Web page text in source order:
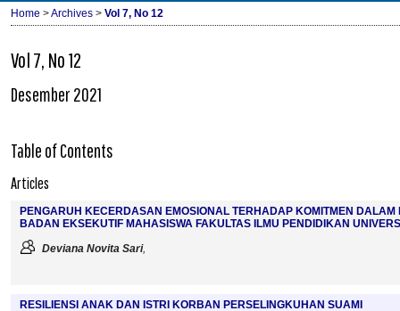
Home >Archives > Vol 7, No 12
Vol 7, No 12
Desember 2021
Table of Contents
Articles
PENGARUH KECERDASAN EMOSIONAL TERHADAP KOMITMEN
BADAN EKSEKUTIF MAHASISWA FAKULTAS ILMU PENDIDIKAN
Deviana Novita Sari,
RESILIENSI ANAK DAN ISTRI KORBAN PERSELINGKUHAN SUAMI